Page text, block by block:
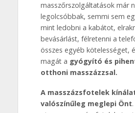
masszőrszolgáltatások már
legolcsóbbak, semmi sem
mint ledobni a kabátot,
bevásárlást, félretenni a
összes egyéb kötelességet,
magát a gyógyító és
otthoni masszázzsal.
A masszázsfotelek
valószínűleg meglepi Önt